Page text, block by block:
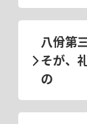
八佾第
そが、
の